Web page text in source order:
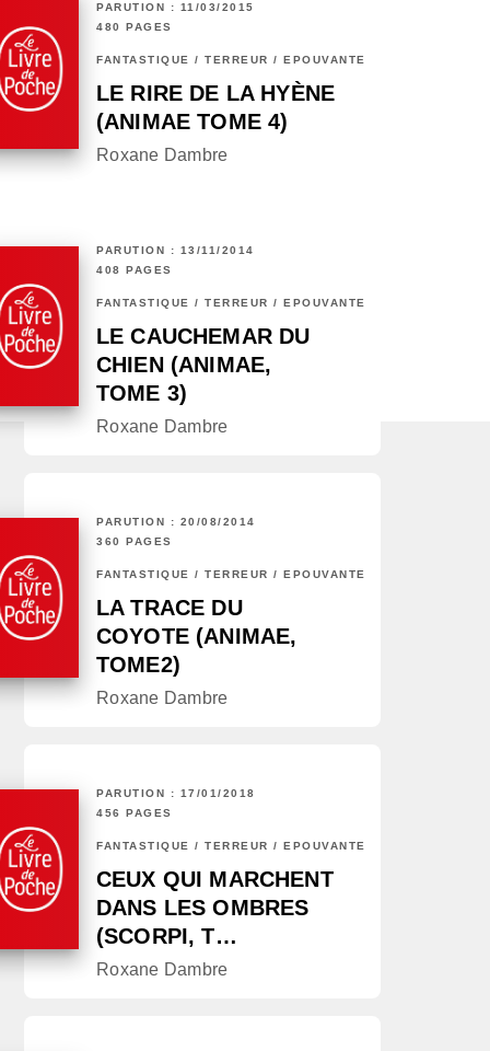
PARUTION : 11/03/2015
480 PAGES
FANTASTIQUE / TERREUR / EPOUVANTE
LE RIRE DE LA HYÈNE
(ANIMAE TOME 4)
Roxane Dambre
PARUTION : 13/11/2014
408 PAGES
FANTASTIQUE / TERREUR / EPOUVANTE
LE CAUCHEMAR DU
CHIEN (ANIMAE,
TOME 3)
Roxane Dambre
PARUTION : 20/08/2014
360 PAGES
FANTASTIQUE / TERREUR / EPOUVANTE
LA TRACE DU
COYOTE (ANIMAE,
TOME2)
Roxane Dambre
PARUTION : 17/01/2018
456 PAGES
FANTASTIQUE / TERREUR / EPOUVANTE
CEUX QUI MARCHENT
DANS LES OMBRES
(SCORPI, T…
Roxane Dambre